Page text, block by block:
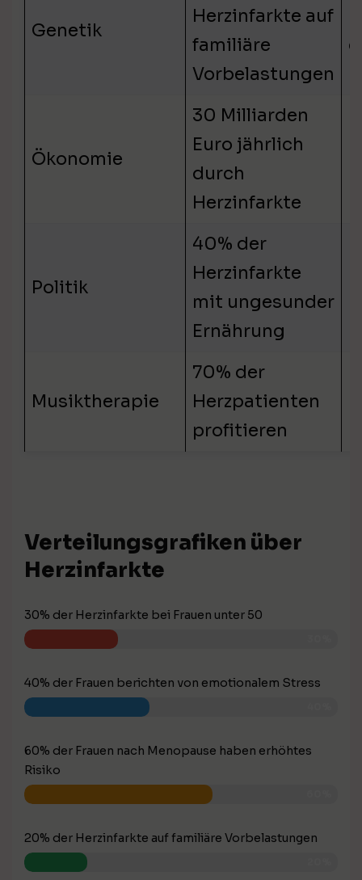
Genetik
Herzinfarkte auf
familiäre
Vorbelastungen
Ökonomie
30 Milliarden
Euro jährlich
durch
Herzinfarkte
Politik
40% der
Herzinfarkte
mit ungesunder
Ernährung
Musiktherapie
70% der
Herzpatienten
profitieren
Verteilungsgrafiken über
Herzinfarkte
30% der Herzinfarkte bei Frauen unter 50
40% der Frauen berichten von emotionalem Stress
60% der Frauen nach Menopause haben erhöhtes
Risiko
20% der Herzinfarkte auf familiäre Vorbelastungen